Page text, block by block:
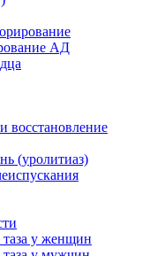
АД
восстановление
(уролитиаз)
у женщин